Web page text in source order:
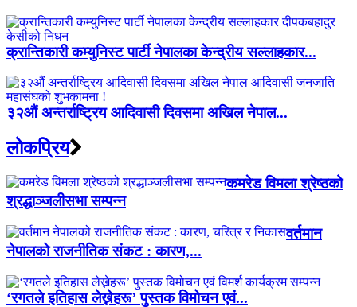
क्रान्तिकारी कम्युनिस्ट पार्टी नेपालका केन्द्रीय सल्लाहकार...
३२औं अन्तर्राष्ट्रिय आदिवासी दिवसमा अखिल नेपाल...
लाेकप्रिय
कमरेड विमला श्रेष्ठको
श्रद्धाञ्जलीसभा सम्पन्न
वर्तमान
नेपालको राजनीतिक संकट : कारण,...
‘रगतले इतिहास लेख्नेहरू’ पुस्तक विमोचन एवं...